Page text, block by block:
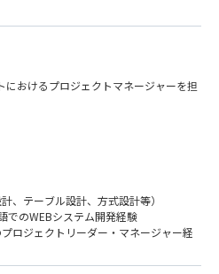
、新しい手法や技術に積極的に挑戦し
考えてくれる人を歓迎します。
デザインファクトリーに出向し、勤務
設定、評価、フィードバック
大化とキャリア成長の支援
、遂行するために必要なコミュニケー
題解決や成長戦略の提案と実行
におけるプロジェクトマネージャーを担
メンバー（社員、協力会社、弊社海外
納品をお任せします。
顧客のプロジェクトを担当していただ
計・開発を担当して頂く可能性があり
管理（部下の育成・評価）を担当して
、テーブル設計、方式設計等）
でのWEBシステム開発経験
ロジェクトリーダー・マネージャー経
理（売上・原価の予実管理）